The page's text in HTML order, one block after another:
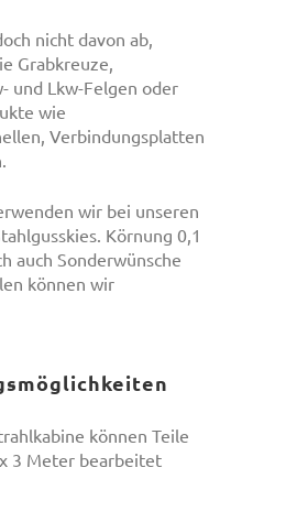
nicht davon ab,
Grabkreuze,
und Lkw-Felgen oder
wie
Verbindungsplatten
wir bei unseren
Körnung 0,1
auch Sonderwünsche
können wir
können Teile
3 Meter bearbeitet